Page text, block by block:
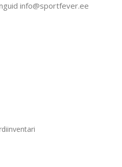
info@sportfever.ee